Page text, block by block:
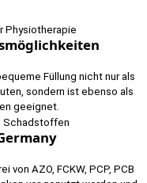
Füllung nicht nur als
sondern ist ebenso als
geeignet.
AZO, FCKW, PCP, PCB